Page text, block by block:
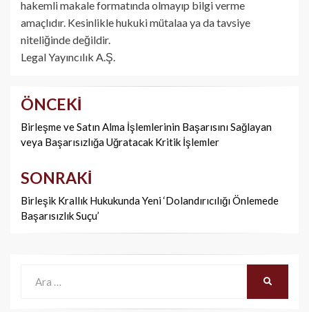
hakemli makale formatında olmayıp bilgi verme
amaçlıdır. Kesinlikle hukuki mütalaa ya da tavsiye
niteliğinde değildir.
Legal Yayıncılık A.Ş.
Yazı
dolaşımı
ÖNCEKI
Birleşme ve Satın Alma İşlemlerinin Başarısını Sağlayan
veya Başarısızlığa Uğratacak Kritik İşlemler
SONRAKI
Birleşik Krallık Hukukunda Yeni ‘Dolandırıcılığı Önlemede
Başarısızlık Suçu’